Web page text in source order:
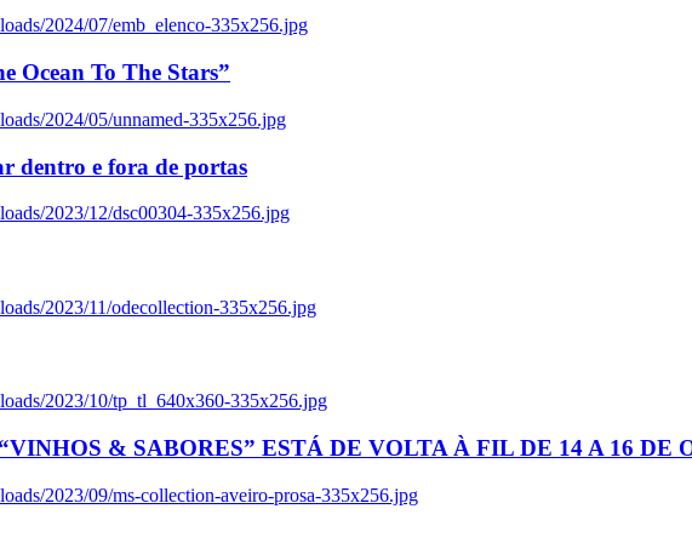
2024/07/emb_elenco-335x256.jpg
Ocean To The Stars”
2024/05/unnamed-335x256.jpg
dentro e fora de portas
2023/12/dsc00304-335x256.jpg
2023/11/odecollection-335x256.jpg
2023/10/tp_tl_640x360-335x256.jpg
& SABORES” ESTÁ DE VOLTA À FIL DE 14 A 16 DE
2023/09/ms-collection-aveiro-prosa-335x256.jpg